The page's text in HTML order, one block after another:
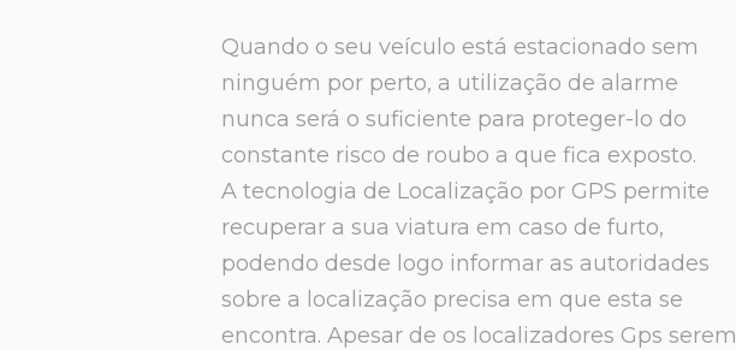
Quando o seu veículo está estacionado sem
ninguém por perto, a utilização de alarme
nunca será o suficiente para proteger-lo do
constante risco de roubo a que fica exposto.
A tecnologia de Localização por GPS permite
recuperar a sua viatura em caso de furto,
podendo desde logo informar as autoridades
sobre a localização precisa em que esta se
encontra. Apesar de os localizadores Gps serem